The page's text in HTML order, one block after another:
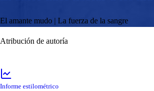
El amante mudo | La fuerza de la sangre
Atribución de autoría
Informe estilométrico